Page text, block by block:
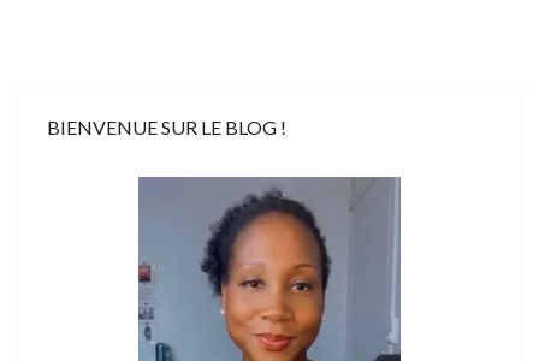
BIENVENUE SUR LE BLOG !